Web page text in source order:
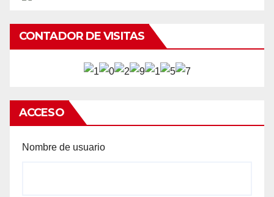
CONTADOR DE VISITAS
ACCESO
Nombre de usuario